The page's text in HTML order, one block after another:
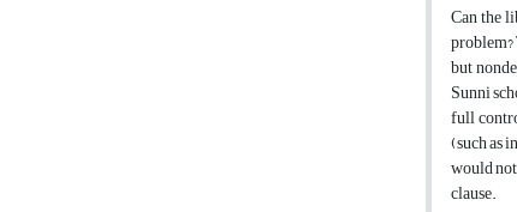
Can the
but
Sunni
full
(such as
would
clause.